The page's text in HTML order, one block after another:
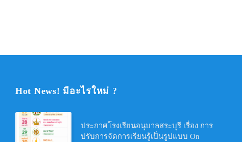
Hot News! มีอะไรใหม่ ?
ประกาศโรงเรียนอนุบาลสระบุรี เรื่อง การ
ปรับการจัดการเรียนรู้เป็นรูปแบบ On